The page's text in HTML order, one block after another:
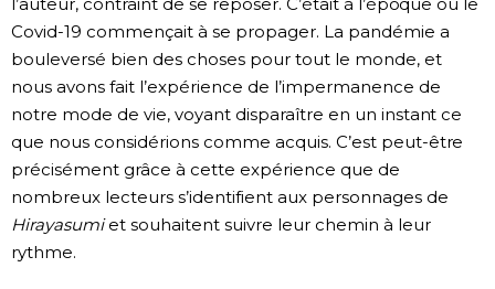
Covid-19 commençait à se propager. La pandémie a
bouleversé bien des choses pour tout le monde, et
nous avons fait l’expérience de l’impermanence de
notre mode de vie, voyant disparaître en un instant ce
que nous considérions comme acquis. C’est peut-être
précisément grâce à cette expérience que de
nombreux lecteurs s’identifient aux personnages de
Hirayasumiet souhaitent suivre leur chemin à leur
rythme.